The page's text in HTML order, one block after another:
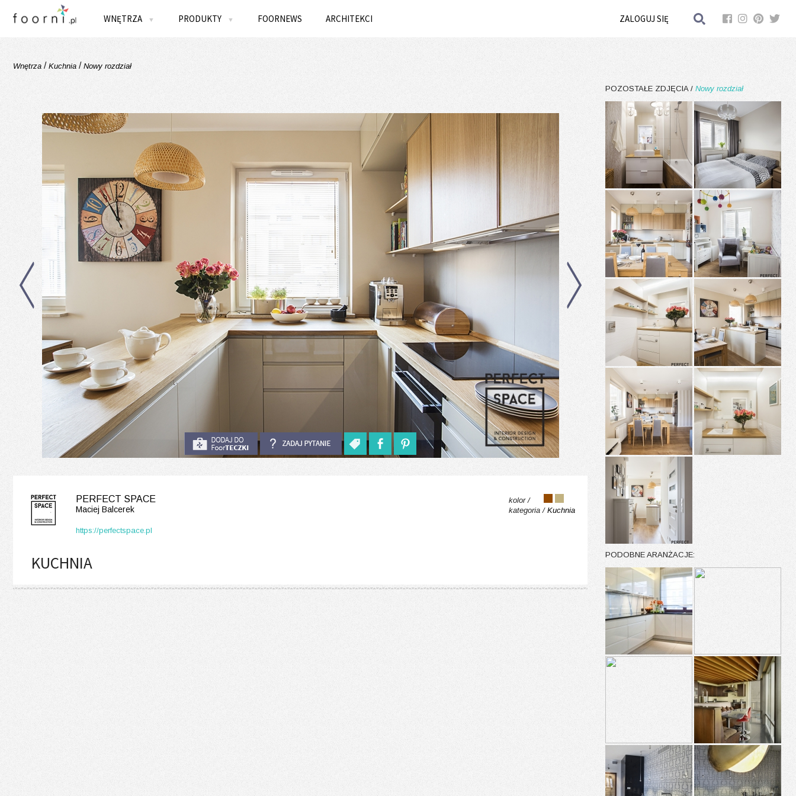
WNĘTRZA ▼ PRODUKTY ▼ FOORNEWS ARCHITEKCI ZALOGUJ SIĘ
Wnętrza / Kuchnia / Nowy rozdział
POZOSTAŁE ZDJĘCIA / Nowy rozdział
PODOBNE ARANŻACJE:
PERFECT SPACE
Maciej Balcerek
https://perfectspace.pl
kolor /
kategoria / Kuchnia
KUCHNIA